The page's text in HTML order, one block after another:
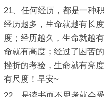
21、任何经历，都是一种
经历越多，生命就越有长
度；经历越久，生命就越
命就有高度；经过了困苦
挫折的考验，生命就有亮
有尺度！早安~
22、是读书而不思考就会